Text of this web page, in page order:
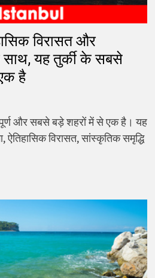
विरासत और
यह तुर्की के सबसे
है
और सबसे बड़े शहरों में से एक है। यह
विरासत, सांस्कृतिक समृद्धि